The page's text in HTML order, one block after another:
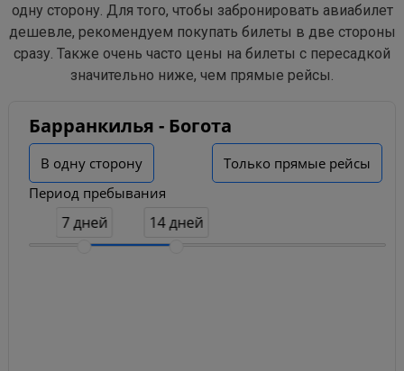
одну сторону. Для того, чтобы забронировать авиабилет
дешевле, рекомендуем покупать билеты в две стороны
сразу. Также очень часто цены на билеты с пересадкой
значительно ниже, чем прямые рейсы.
Барранкилья - Богота
В одну сторону
Только прямые рейсы
Период пребывания
7 дней 14 дней